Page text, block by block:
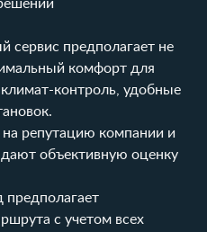
сервис предполагает не
комфорт для
контроль, удобные
репутацию компании и
дают объективную оценку
предполагает
с учетом всех